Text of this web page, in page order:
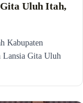
Uluh Itah,
Kabupaten
Lansia Gita Uluh